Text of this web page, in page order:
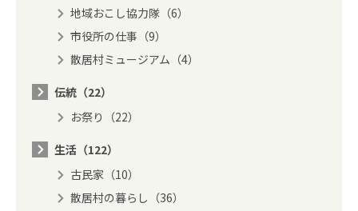
地域おこし協力隊（6）
市役所の仕事（9）
散居村ミュージアム（4）
伝統（22）
お祭り（22）
生活（122）
古民家（10）
散居村の暮らし（36）